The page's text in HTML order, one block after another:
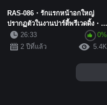
RAS-086・รักแรกหน้าอกใหญ่
ปรากฏตัวในงานปาร์ตี้พรีเวดดิ้ง・
ขออภัยภรรยาของผม ผมอยากจะ
ทำ...
26:33
0%
2 ปีที่แล้ว
5.4K